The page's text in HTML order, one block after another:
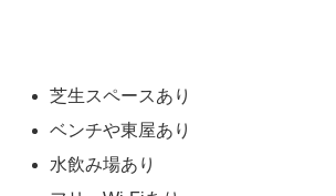
芝生スペースあり
ベンチや東屋あり
水飲み場あり